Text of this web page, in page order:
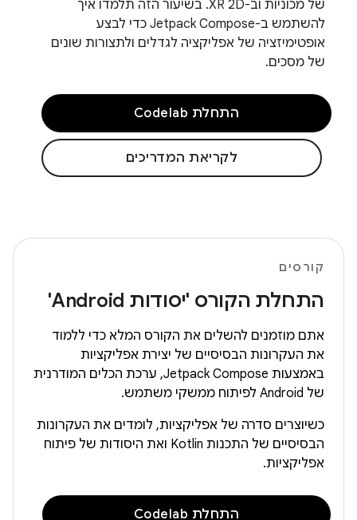
של מכוניות וב-XR 2D. בשיעור הזה תלמדו איך
להשתמש ב-Jetpack Compose כדי לבצע
אופטימיזציה של אפליקציה לגדלים ולתצורות שונים
של מסכים.
התחלת Codelab
לקריאת המדריכים
קורסים
התחלת הקורס 'יסודות Android'
אתם מוזמנים להשלים את הקורס המלא כדי ללמוד
את העקרונות הבסיסיים של יצירת אפליקציות
באמצעות Jetpack Compose, ערכת הכלים המודרנית
של Android לפיתוח ממשקי משתמש.
כשיוצרים סדרה של אפליקציות, לומדים את העקרונות
הבסיסיים של התכנות Kotlin ואת היסודות של פיתוח
אפליקציות.
התחלת Codelab